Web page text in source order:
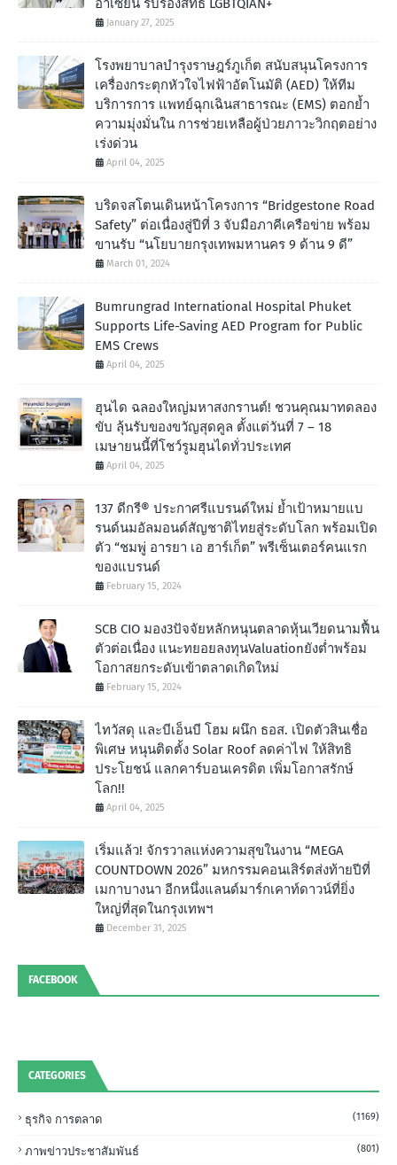
อาเซียน รับรองสิทธิ LGBTQIAN+
January 27, 2025
โรงพยาบาลบำรุงราษฎร์ภูเก็ต สนับสนุนโครงการ
เครื่องกระตุกหัวใจไฟฟ้าอัตโนมัติ (AED) ให้ทีม
บริการการ แพทย์ฉุกเฉินสาธารณะ (EMS) ตอกย้ำ
ความมุ่งมั่นใน การช่วยเหลือผู้ป่วยภาวะวิกฤตอย่าง
เร่งด่วน
April 04, 2025
บริดจสโตนเดินหน้าโครงการ “Bridgestone Road
Safety” ต่อเนื่องสู่ปีที่ 3 จับมือภาคีเครือข่าย พร้อม
ขานรับ “นโยบายกรุงเทพมหานคร 9 ด้าน 9 ดี”
March 01, 2024
Bumrungrad International Hospital Phuket
Supports Life-Saving AED Program for Public
EMS Crews
April 04, 2025
ฮุนได ฉลองใหญ่มหาสงกรานต์! ชวนคุณมาทดลอง
ขับ ลุ้นรับของขวัญสุดคูล ตั้งแต่วันที่ 7 – 18
เมษายนนี้ที่โชว์รูมฮุนไดทั่วประเทศ
April 04, 2025
137 ดีกรี® ประกาศรีแบรนด์ใหม่ ย้ำเป้าหมายแบ
รนด์นมอัลมอนด์สัญชาติไทยสู่ระดับโลก พร้อมเปิด
ตัว “ชมพู่ อารยา เอ ฮาร์เก็ต” พรีเซ็นเตอร์คนแรก
ของแบรนด์
February 15, 2024
SCB CIO มอง3ปัจจัยหลักหนุนตลาดหุ้นเวียดนามฟื้น
ตัวต่อเนื่อง แนะทยอยลงทุนValuationยังต่ำพร้อม
โอกาสยกระดับเข้าตลาดเกิดใหม่
February 15, 2024
ไทวัสดุ และบีเอ็นบี โฮม ผนึก ธอส. เปิดตัวสินเชื่อ
พิเศษ หนุนติดตั้ง Solar Roof ลดค่าไฟ ให้สิทธิ
ประโยชน์ แลกคาร์บอนเครดิต เพิ่มโอกาสรักษ์
โลก!!
April 04, 2025
เริ่มแล้ว! จักรวาลแห่งความสุขในงาน “MEGA
COUNTDOWN 2026” มหกรรมคอนเสิร์ตส่งท้ายปีที่
เมกาบางนา อีกหนึ่งแลนด์มาร์กเคาท์ดาวน์ที่ยิ่ง
ใหญ่ที่สุดในกรุงเทพฯ
December 31, 2025
FACEBOOK
CATEGORIES
ธุรกิจ การตลาด (1169)
ภาพข่าวประชาสัมพันธ์ (801)